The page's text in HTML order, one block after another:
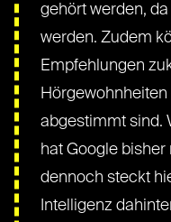
gehört werden,
werden. Zudem
Empfehlungen
abgestimmt sind.
hat Google
dennoch steckt
Intelligenz